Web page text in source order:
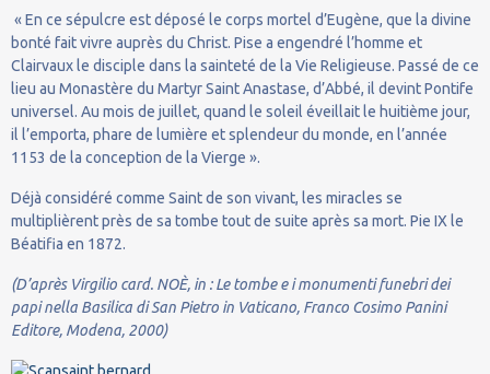
« En ce sépulcre est déposé le corps mortel d’Eugène, que la divine
bonté fait vivre auprès du Christ. Pise a engendré l’homme et
Clairvaux le disciple dans la sainteté de la Vie Religieuse. Passé de ce
lieu au Monastère du Martyr Saint Anastase, d’Abbé, il devint Pontife
universel. Au mois de juillet, quand le soleil éveillait le huitième jour,
il l’emporta, phare de lumière et splendeur du monde, en l’année
1153 de la conception de la Vierge ».
Déjà considéré comme Saint de son vivant, les miracles se
multiplièrent près de sa tombe tout de suite après sa mort. Pie IX le
Béatifia en 1872.
(D’après Virgilio card. NOÈ, in : Le tombe e i monumenti funebri dei
papi nella Basilica di San Pietro in Vaticano, Franco Cosimo Panini
Editore, Modena, 2000)